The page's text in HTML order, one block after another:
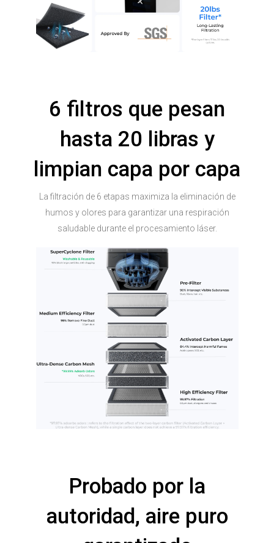
6 filtros que pesan
hasta 20 libras y
limpian capa por capa
La filtración de 6 etapas maximiza la eliminación de
humos y olores para garantizar una respiración
saludable durante el procesamiento láser.
Probado por la
autoridad, aire puro